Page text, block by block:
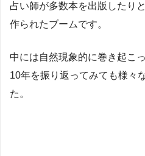
占い師が多数本を出版したり
作られたブームです。
中には自然現象的に巻き起こ
10年を振り返ってみても様々
た。